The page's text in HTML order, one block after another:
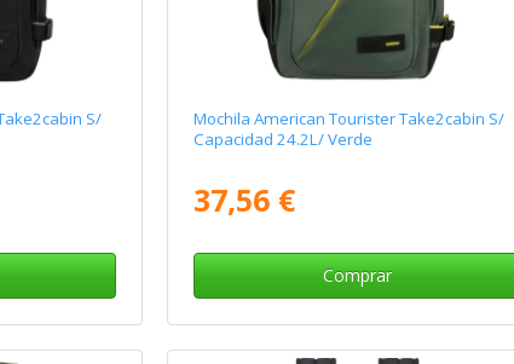
S/
Mochila American Tourister Take2cabin S/
Capacidad 24.2L/ Verde
37,56 €
Comprar